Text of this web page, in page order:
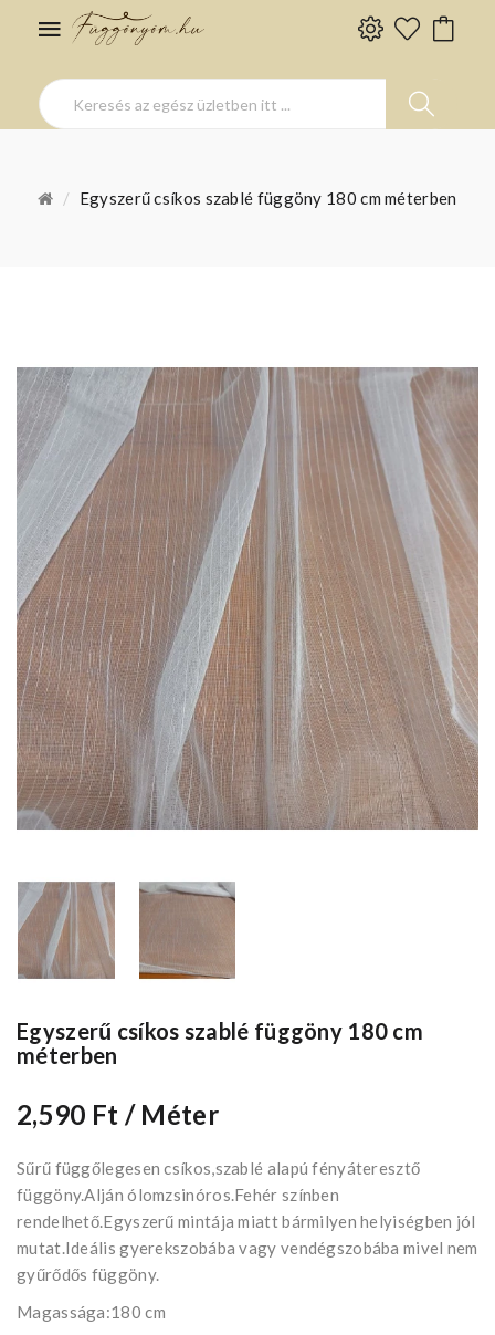
Egyszerű csíkos szablé függöny 180 cm méterben
Egyszerű csíkos szablé függöny 180 cm
méterben
2,590 Ft / Méter
Sűrű függőlegesen csíkos,szablé alapú fényáteresztő
függöny.Alján ólomzsinóros.Fehér színben
rendelhető.Egyszerű mintája miatt bármilyen helyiségben jól
mutat.Ideális gyerekszobába vagy vendégszobába mivel nem
gyűrődős függöny.
Magassága:180 cm